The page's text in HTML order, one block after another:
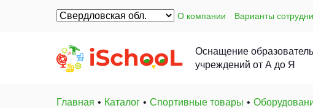
О компании Варианты
Оснащение
учреждений от А до Я
Главная Каталог Спортивные товары